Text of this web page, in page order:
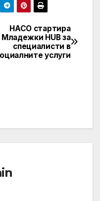
НАСО стартира
Младежки HUB за
специалисти в
услуги